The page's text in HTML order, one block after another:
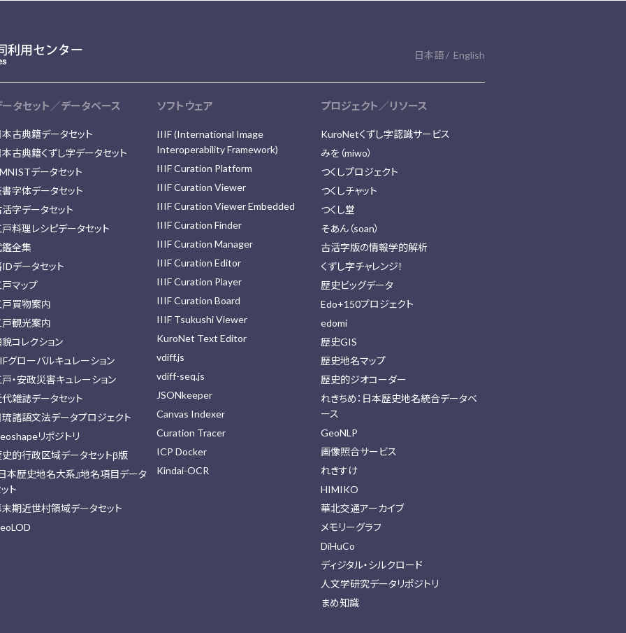
日本語 English
ータセット／データベース
古典籍データセット
古典籍くずし字データセット
データセット
字体データセット
字データセット
料理レシピデータセット
鑑全集
データセット
マップ
戸買物案内
戸観光案内
コレクション
グローバルキュレーション
・安政災害キュレーション
雑誌データセット
諸語文法データプロジェクト
リポジトリ
的行政区域データセットβ版
本歴史地名大系』地名項目データ
ト
期近世村領域データセット
ソフトウェア
IIIF (International Image
Interoperability Framework)
IIIF Curation Platform
IIIF Curation Viewer
IIIF Curation Viewer Embedded
IIIF Curation Finder
IIIF Curation Manager
IIIF Curation Editor
IIIF Curation Player
IIIF Curation Board
IIIF Tsukushi Viewer
KuroNet Text Editor
vdiff.js
vdiff-seq.js
JSONkeeper
Canvas Indexer
Curation Tracer
ICP Docker
Kindai-OCR
プロジェクト／リソース
KuroNetくずし字認識サービス
みを（miwo）
つくしプロジェクト
つくしチャット
つくし堂
そあん（soan）
古活字版の情報学的解析
くずし字チャレンジ！
歴史ビッグデータ
Edo+150プロジェクト
edomi
歴史GIS
歴史地名マップ
歴史的ジオコーダー
れきちめ：日本歴史地名統合データベ
ース
GeoNLP
画像照合サービス
れきすけ
HIMIKO
華北交通アーカイブ
メモリーグラフ
DiHuCo
ディジタル・シルクロード
人文学研究データリポジトリ
まめ知識